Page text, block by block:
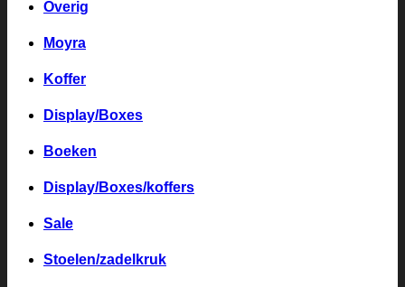
Overig
Moyra
Koffer
Display/Boxes
Boeken
Display/Boxes/koffers
Sale
Stoelen/zadelkruk